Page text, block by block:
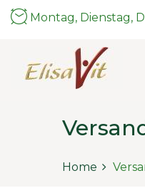
Montag, Dienstag,
Home